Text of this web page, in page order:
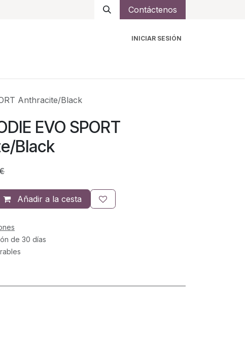
Contáctenos
INICIAR SESIÓN
Anthracite/Black
EVO SPORT
Black
Añadir a la cesta
de 30 días